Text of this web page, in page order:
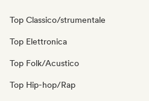
Top Classico/strumentale
Top Elettronica
Top Folk/Acustico
Top Hip-hop/Rap